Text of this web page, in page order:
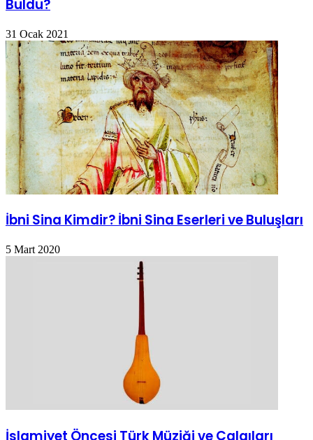
Buldu?
31 Ocak 2021
İbni Sina Kimdir? İbni Sina Eserleri ve Buluşları
5 Mart 2020
İslamiyet Öncesi Türk Müziği ve Çalgıları